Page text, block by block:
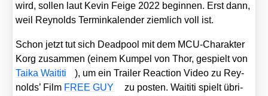
wird, sol­len laut Kevin Fei­ge 2022 begin­nen. Erst dann,
weil Rey­nolds Ter­min­ka­len­der ziem­lich voll ist.
Schon jetzt tut sich Dead­pool mit dem MCU-Cha­rak­ter
Korg zusam­men (einem Kum­pel von Thor, gespielt von
Taika Wai­ti­ti
), um ein Trai­ler Reac­tion Video zu Rey­
nolds’ Film FREE GUY
zu pos­ten. Wai­ti­ti spielt übri­